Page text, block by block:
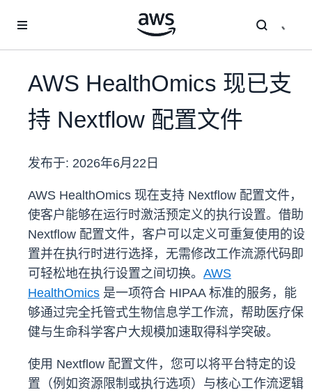
AWS HealthOmics 现已支
持 Nextflow 配置文件
发布于: 2026年6月22日
AWS HealthOmics 现在支持 Nextflow 配置文件，
使客户能够在运行时激活预定义的执行设置。借助
Nextflow 配置文件，客户可以定义可重复使用的设
置并在执行时进行选择，无需修改工作流源代码即
可轻松地在执行设置之间切换。 AWS
HealthOmics 是一项符合 HIPAA 标准的服务，能
够通过完全托管式生物信息学工作流，帮助医疗保
健与生命科学客户大规模加速取得科学突破。
使用 Nextflow 配置文件，您可以将平台特定的设
置（例如资源限制或执行选项）与核心工作流逻辑